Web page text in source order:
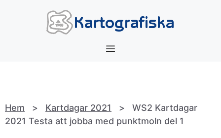
Meny
Hem > Kartdagar 2021 > WS2 Kartdagar
2021 Testa att jobba med punktmoln del 1